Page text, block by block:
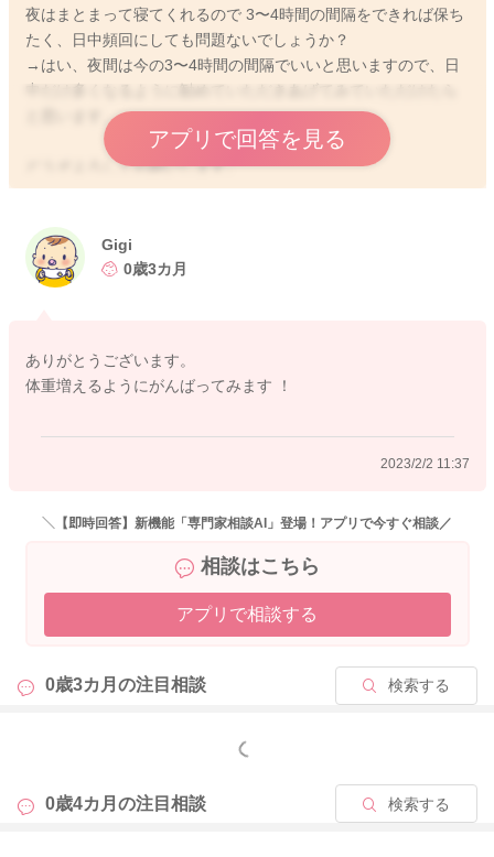
夜はまとまって寝てくれるので 3〜4時間の間隔をできれば保ち
たく、日中頻回にしても問題ないでしょうか？
→はい、夜間は今の3〜4時間の間隔でいいと思いますので、日
と思います。
どうぞよろしくお願いします。
アプリで回答を見る
Gigi
0歳3カ月
ありがとうございます。
体重増えるようにがんばってみます ！
2023/2/2 11:37
＼【即時回答】新機能「専門家相談AI」登場！アプリで今すぐ相談／
相談はこちら
アプリで相談する
0歳3カ月の注目相談 検索する
もっと見る
0歳4カ月の注目相談 検索する